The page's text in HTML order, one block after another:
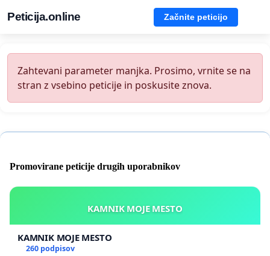
Peticija.online Začnite peticijo
Zahtevani parameter manjka. Prosimo, vrnite se na
stran z vsebino peticije in poskusite znova.
Promovirane peticije drugih uporabnikov
KAMNIK MOJE MESTO
KAMNIK MOJE MESTO
260 podpisov